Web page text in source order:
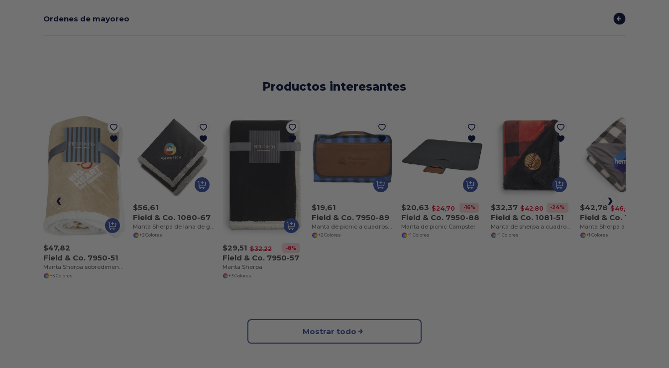
Ordenes de mayoreo
Productos interesantes
$47,82
Field & Co. 7950-51
Manta Sherpa sobredimensionada Cambridge
+3 Colores
$56,61
Field & Co. 1080-67
Manta Sherpa de lana de gran tamaño
+2 Colores
$29,51 $32,22 -8%
Field & Co. 7950-57
Manta Sherpa
+3 Colores
$19,61
Field & Co. 7950-89
Manta de picnic a cuadros búfalo
+2 Colores
$20,63 $24,70 -16%
Field & Co. 7950-88
Manta de picnic Campster
+1 Colores
$32,37 $42,80 -24%
Field & Co. 1081-51
Manta de sherpa a cuadros búfalo
+1 Colores
$42,78 $46,70
Field & Co. 1081-52
+1 Colores
Mostrar todo